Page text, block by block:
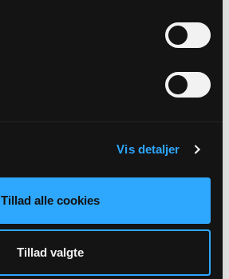
Vis detaljer
Tillad alle cookies
Tillad valgte
13
AUG